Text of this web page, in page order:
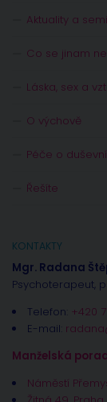
Aktuality a
Co se jinam
Láska, sex a
O výchově
Péče o
Řešíte
KONTAKTY
Mgr. Radana
Psychoterapeut,
Telefon: +420
E-mail:
Manželská
Náměstí